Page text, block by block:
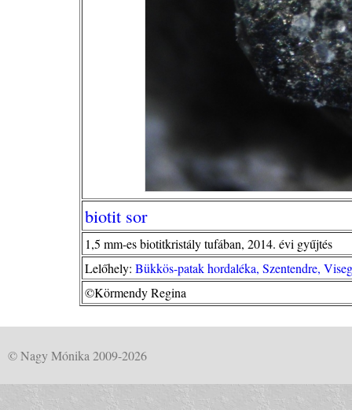
biotit sor
1,5 mm-es biotitkristály tufában, 2014. évi gyűjtés
Lelőhely: Bükkös-patak hordaléka, Szentendre,
©Körmendy Regina
© Nagy Mónika 2009-2026